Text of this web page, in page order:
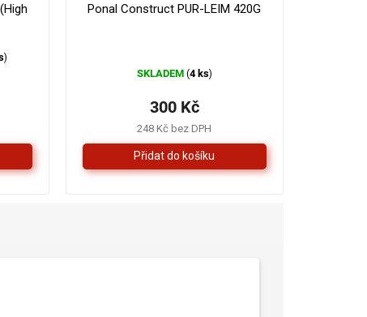
)
Ponal Construct PUR-LEIM 420G
SKLADEM (4 ks)
248 Kč bez DPH
300 Kč